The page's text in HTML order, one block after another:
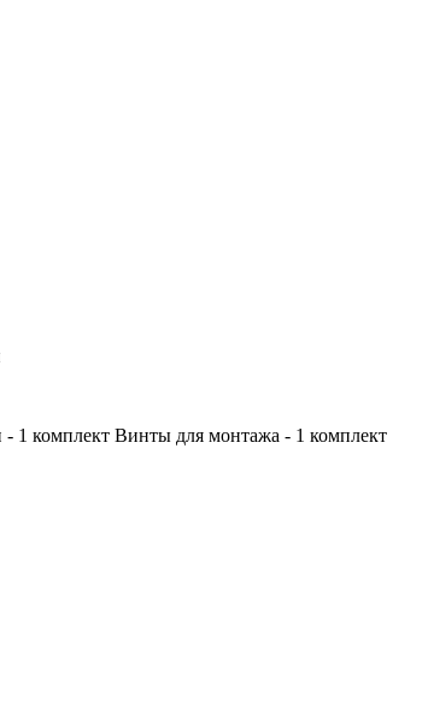
1 комплект Винты для монтажа - 1 комплект